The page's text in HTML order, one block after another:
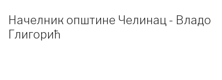
Начелник општине Челинац - Владо
Глигорић